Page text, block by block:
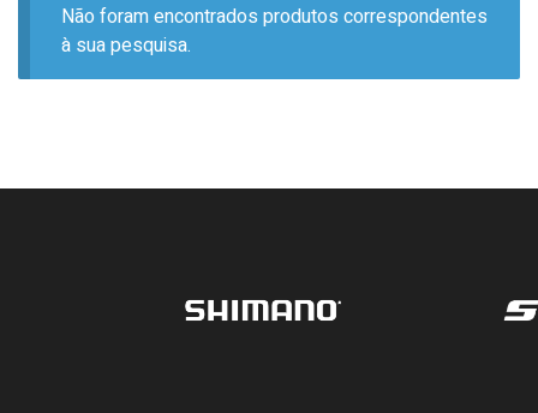
Não foram encontrados produtos correspondentes
à sua pesquisa.